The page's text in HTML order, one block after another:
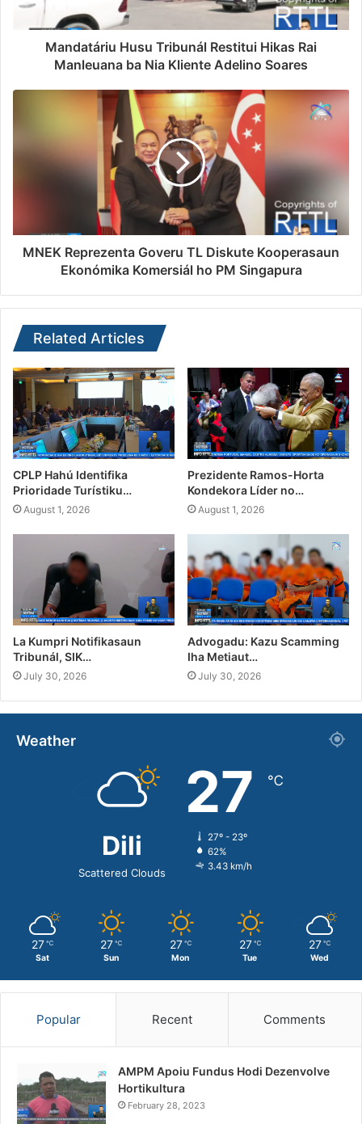
Mandatáriu Husu Tribunál Restitui Hikas Rai
Manleuana ba Nia Kliente Adelino Soares
MNEK Reprezenta Goveru TL Diskute Kooperasaun
Ekonómika Komersiál ho PM Singapura
Related Articles
CPLP Hahú Identifika
Prioridade Turístiku…
August 1, 2026
Prezidente Ramos-Horta
Kondekora Líder no…
August 1, 2026
La Kumpri Notifikasaun
Tribunál, SIK…
July 30, 2026
Advogadu: Kazu Scamming
Iha Metiaut…
July 30, 2026
Weather
Dili
Scattered Clouds
27 ℃
27º - 23º
62%
3.43 km/h
27 ℃
Sat
27 ℃
Sun
27 ℃
Mon
27 ℃
Tue
27 ℃
Wed
Popular Recent Comments
AMPM Apoiu Fundus Hodi Dezenvolve
Hortikultura
February 28, 2023